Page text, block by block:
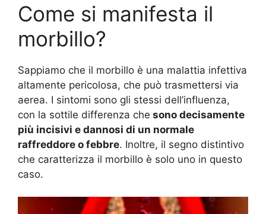
Come si manifesta il
morbillo?
Sappiamo che il morbillo è una malattia infettiva
altamente pericolosa, che può trasmettersi via
aerea. I sintomi sono gli stessi dell’influenza,
con la sottile differenza che sono decisamente
più incisivi e dannosi di un normale
raffreddore o febbre. Inoltre, il segno distintivo
che caratterizza il morbillo è solo uno in questo
caso.